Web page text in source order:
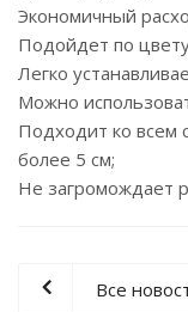
Экономичный
Подойдет по
Легко
Можно
Подходит ко всем
более 5 см;
Не загромождает
Все